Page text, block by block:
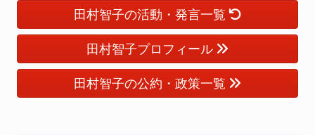
田村智子の活動・発言一覧
田村智子プロフィール
田村智子の公約・政策一覧